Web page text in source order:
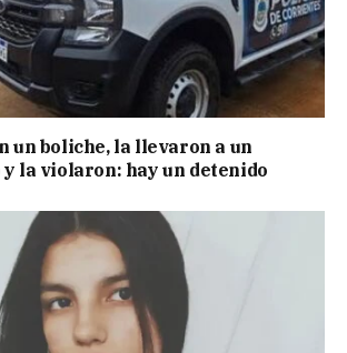
un boliche, la llevaron a un
la violaron: hay un detenido